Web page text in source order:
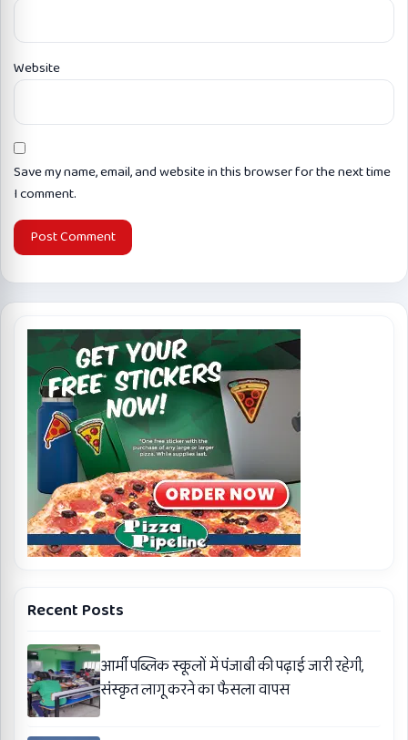
Website
Save my name, email, and website in this browser for the next time
I comment.
Recent Posts
आर्मी पब्लिक स्कूलों में पंजाबी की पढ़ाई जारी रहेगी,
संस्कृत लागू करने का फैसला वापस